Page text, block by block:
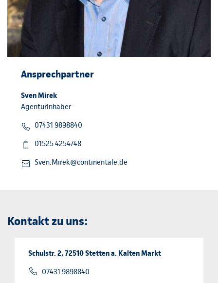
Ansprechpartner
Sven Mirek
Agenturinhaber
07431 9898840
01525 4254748
Sven.Mirek@continentale.de
Kontakt zu uns:
Schulstr. 2, 72510 Stetten a. Kalten Markt
07431 9898840